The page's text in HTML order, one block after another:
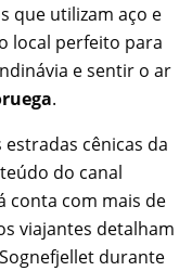
que utilizam aço e
local perfeito para
e sentir o ar
.
cênicas da
do canal
conta com mais de
viajantes detalham
durante